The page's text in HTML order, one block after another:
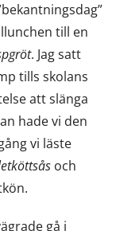
till en
. Jag satt
tills skolans
att slänga
hade vi den
vi läste
och
gå i